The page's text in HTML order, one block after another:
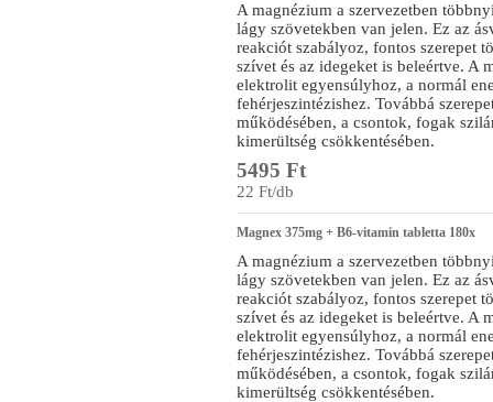
A magnézium a szervezetben
lágy szövetekben van jelen. Ez az
reakciót szabályoz, fontos szerepet
szívet és az idegeket is beleértve. A
elektrolit egyensúlyhoz, a normál
fehérjeszintézishez. Továbbá
működésében, a csontok, fogak
kimerültség csökkentésében.
5495 Ft
22 Ft/db
Magnex 375mg + B6-vitamin tabletta 180x
A magnézium a szervezetben
lágy szövetekben van jelen. Ez az
reakciót szabályoz, fontos szerepet
szívet és az idegeket is beleértve. A
elektrolit egyensúlyhoz, a normál
fehérjeszintézishez. Továbbá
működésében, a csontok, fogak
kimerültség csökkentésében.